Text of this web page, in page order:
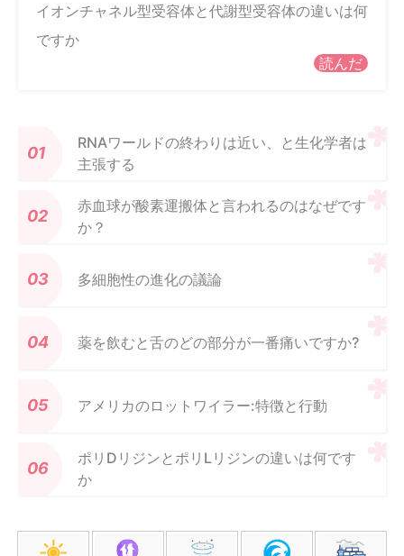
イオンチャネル型受容体と代謝型受容体の違いは何
ですか
読んだ
RNAワールドの終わりは近い、と生化学者は
主張する
赤血球が酸素運搬体と言われるのはなぜです
か？
多細胞性の進化の議論
薬を飲むと舌のどの部分が一番痛いですか?
アメリカのロットワイラー:特徴と行動
ポリDリジンとポリLリジンの違いは何です
か